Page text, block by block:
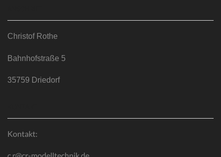
Christof Rothe
Bahnhofstraße 5
35759 Driedorf
Kontakt: